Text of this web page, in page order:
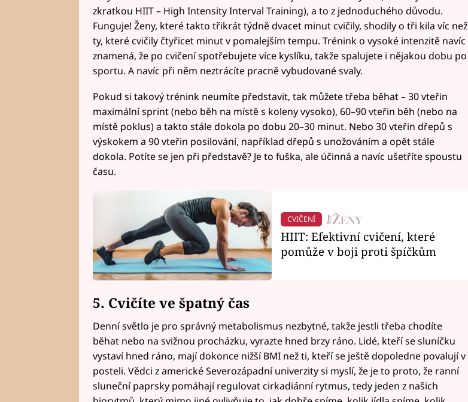
zkratkou HIIT – High Intensity Interval Training), a to z jednoduchého důvodu.
Funguje! Ženy, které takto třikrát týdně dvacet minut cvičily, shodily o tři kila víc než
ty, které cvičily čtyřicet minut v pomalejším tempu. Trénink o vysoké intenzitě navíc
znamená, že po cvičení spotřebujete více kyslíku, takže spalujete i nějakou dobu po
sportu. A navíc při něm neztrácíte pracně vybudované svaly.
Pokud si takový trénink neumíte představit, tak můžete třeba běhat – 30 vteřin
maximální sprint (nebo běh na místě s koleny vysoko), 60–90 vteřin běh (nebo na
místě poklus) a takto stále dokola po dobu 20–30 minut. Nebo 30 vteřin dřepů s
výskokem a 90 vteřin posilování, například dřepů s unožováním a opět stále
dokola. Potíte se jen při představě? Je to fuška, ale účinná a navíc ušetříte spoustu
času.
CVIČENÍ
HIIT: Efektivní cvičení, které
pomůže v boji proti špíčkům
5. Cvičíte ve špatný čas
Denní světlo je pro správný metabolismus nezbytné, takže jestli třeba chodíte
běhat nebo na svižnou procházku, vyrazte hned brzy ráno. Lidé, kteří se sluníčku
vystaví hned ráno, mají dokonce nižší BMI než ti, kteří se ještě dopoledne povalují v
posteli. Vědci z americké Severozápadní univerzity si myslí, že je to proto, že ranní
sluneční paprsky pomáhají regulovat cirkadiánní rytmus, tedy jeden z našich